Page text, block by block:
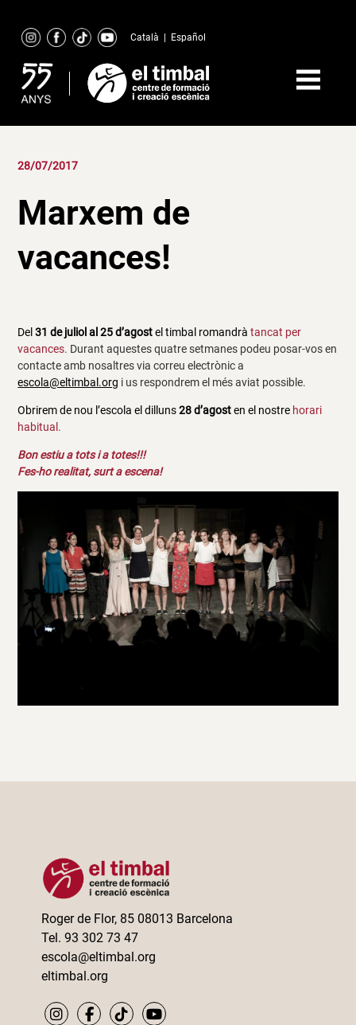
content
Català Español
28/07/2017
Marxem de
vacances!
Del31 de juliol al 25 d’agostel timbal romandràtancat per
vacances. Durant aquestes quatre setmanes podeu posar-vos en
contacte amb nosaltres via correu electrònic a
escola@eltimbal.org i us respondrem el més aviat possible.
Obrirem de nou l’escola el dilluns28 d’agosten el nostre horari
habitual.
Bon estiu a tots i a totes!!!
Fes-ho realitat, surt a escena!
Roger de Flor, 85 08013 Barcelona
Tel. 93 302 73 47
escola@eltimbal.org
eltimbal.org